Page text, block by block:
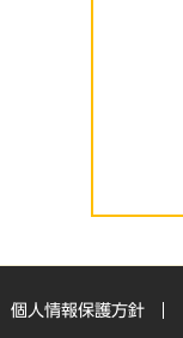
個人情報保護方針